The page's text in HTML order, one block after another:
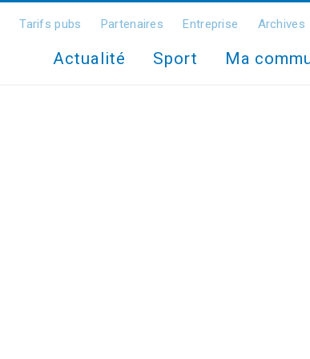
Tarifs pubs Partenaires Entreprise Archives
Actualité Sport Ma